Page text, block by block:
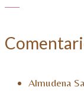
Almudena